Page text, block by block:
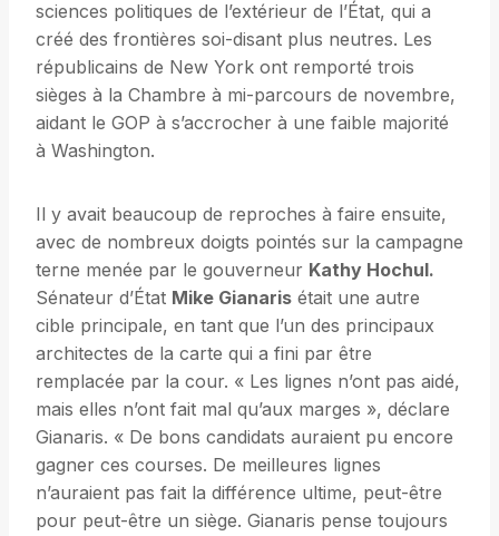
sciences politiques de l’extérieur de l’État, qui a
créé des frontières soi-disant plus neutres. Les
républicains de New York ont ​​remporté trois
sièges à la Chambre à mi-parcours de novembre,
aidant le GOP à s’accrocher à une faible majorité
à Washington.
Il y avait beaucoup de reproches à faire ensuite,
avec de nombreux doigts pointés sur la campagne
terne menée par le gouverneur Kathy Hochul.
Sénateur d’État Mike Gianaris était une autre
cible principale, en tant que l’un des principaux
architectes de la carte qui a fini par être
remplacée par la cour. « Les lignes n’ont pas aidé,
mais elles n’ont fait mal qu’aux marges », déclare
Gianaris. « De bons candidats auraient pu encore
gagner ces courses. De meilleures lignes
n’auraient pas fait la différence ultime, peut-être
pour peut-être un siège. Gianaris pense toujours